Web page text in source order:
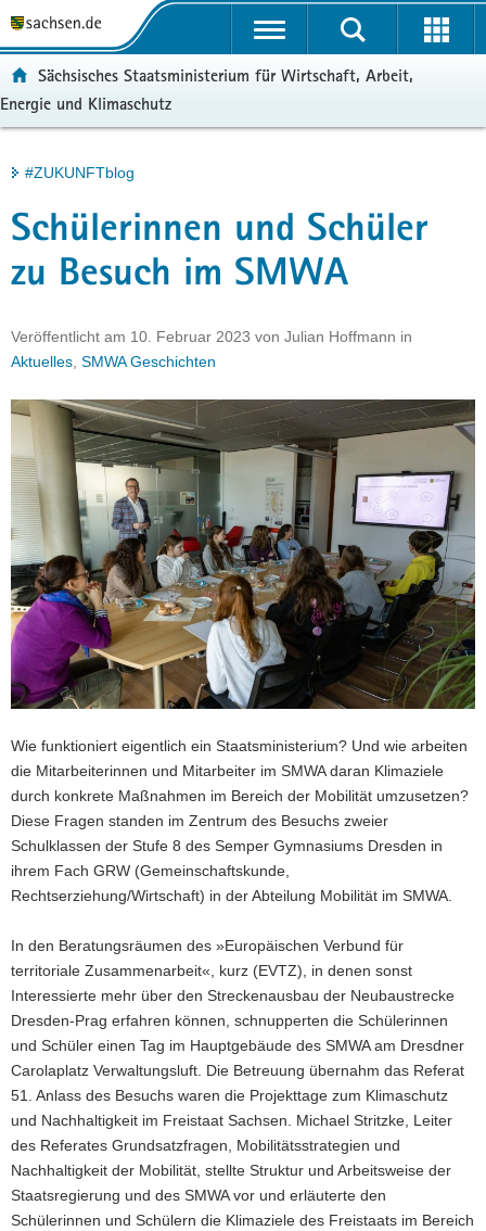
t
a
l
e
r
r
i
f
n
e
N
a
v
i
g
a
i
o
n
u
p
t
h
a
t
e
r
v
e
Portalübergreifende
Sächsisches Staatsministerium für Wirtschaft, Arbeit,
Energie und Klimaschutz
Hauptinhalt
#ZUKUNFTblog
Schülerinnen und Schüler
zu Besuch im SMWA
Veröffentlicht am 10. Februar 2023 von Julian Hoffmann in
Aktuelles SMWA Geschichten
Wie funktioniert eigentlich ein Staatsministerium? Und wie arbeiten
die Mitarbeiterinnen und Mitarbeiter im SMWA daran Klimaziele
durch konkrete Maßnahmen im Bereich der Mobilität umzusetzen?
Diese Fragen standen im Zentrum des Besuchs zweier
Schulklassen der Stufe 8 des Semper Gymnasiums Dresden in
ihrem Fach GRW (Gemeinschaftskunde,
Rechtserziehung/Wirtschaft) in der Abteilung Mobilität im SMWA.
In den Beratungsräumen des »Europäischen Verbund für
territoriale Zusammenarbeit«, kurz (EVTZ), in denen sonst
Interessierte mehr über den Streckenausbau der Neubaustrecke
Dresden-Prag erfahren können, schnupperten die Schülerinnen
und Schüler einen Tag im Hauptgebäude des SMWA am Dresdner
Carolaplatz Verwaltungsluft. Die Betreuung übernahm das Referat
51. Anlass des Besuchs waren die Projekttage zum Klimaschutz
und Nachhaltigkeit im Freistaat Sachsen. Michael Stritzke, Leiter
des Referates Grundsatzfragen, Mobilitätsstrategien und
Nachhaltigkeit der Mobilität, stellte Struktur und Arbeitsweise der
Staatsregierung und des SMWA vor und erläuterte den
Schülerinnen und Schülern die Klimaziele des Freistaats im Bereich